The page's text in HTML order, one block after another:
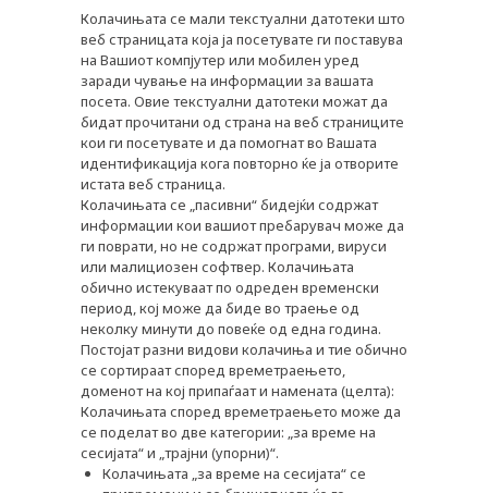
Колачињата се мали текстуални датотеки што
веб страницата која ја посетувате ги поставува
на Вашиот компјутер или мобилен уред
заради чување на информации за вашата
посета. Овие текстуални датотеки можат да
бидат прочитани од страна на веб страниците
кои ги посетувате и да помогнат во Вашата
идентификација кога повторно ќе ја отворите
истата веб страница.
Колачињата се „пасивни“ бидејќи содржат
информации кои вашиот пребарувач може да
ги поврати, но не содржат програми, вируси
или малициозен софтвер. Колачињата
обично истекуваат по одреден временски
период, кој може да биде во траење од
неколку минути до повеќе од една година.
Постојат разни видови колачиња и тие обично
се сортираат според времетраењето,
доменот на кој припаѓаат и намената (целта):
Колачињата според времетраењето може да
се поделат во две категории: „за време на
сесијата“ и „трајни (упорни)“.
Колачињата „за време на сесијата“ се